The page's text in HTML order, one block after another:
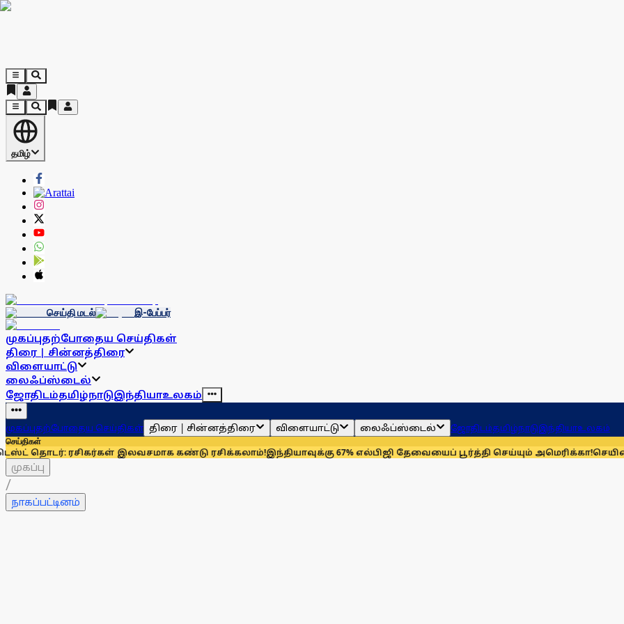
தமிழ்
செய்தி மடல் இ-பேப்பர்
முகப்புதற்போதைய செய்திகள்
திரை | சின்னத்திரை
விளையாட்டு
லைஃப்ஸ்டைல்
ஜோதிடம்தமிழ்நாடுஇந்தியாஉலகம்
முகப்புதற்போதைய செய்திகள் திரை | சின்னத்திரை விளையாட்டு லைஃப்ஸ்டைல் ஜோதிடம்தமிழ்நாடுஇந்தியாஉலகம்
செய்திகள்
இலவசமாக கண்டு ரசிக்கலாம்!இந்தியாவுக்கு 67% எல்பிஜி தேவையைப் பூர்த்தி செய்யும் அமெரிக்கா!செயின்ட் லூயிஸ்
முகப்பு
/
நாகப்பட்டினம்